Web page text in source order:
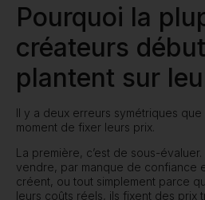
Pourquoi la
créateurs
plantent sur
Il y a deux erreurs symétriques
moment de fixer leurs prix.
La première, c’est de sous-
vendre, par manque de confiance
créent, ou tout simplement parce
leurs coûts réels, ils fixent des prix